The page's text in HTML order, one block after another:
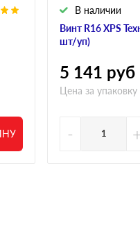
Винт R16 XPS
шт/уп)
В наличии
5 141 руб
Цена за упаковку
-